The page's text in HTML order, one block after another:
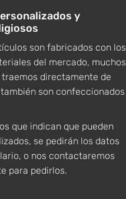
y
son fabricados con los
del mercado, muchos
traemos directamente de
son confeccionados
que indican que pueden
se pedirán los datos
o nos contactaremos
para pedirlos.